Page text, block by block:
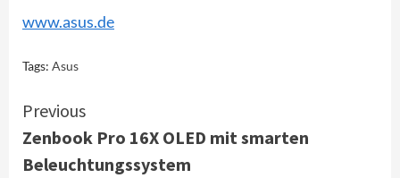
www.asus.de
Tags: Asus
Continue
Reading
Previous
Zenbook Pro 16X OLED mit smarten
Beleuchtungssystem